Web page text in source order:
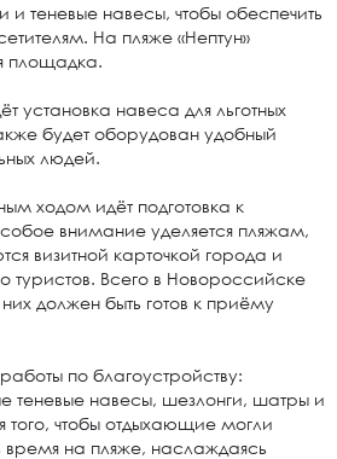
и теневые навесы, чтобы обеспечить
На пляже «Нептун»
площадка.
установка навеса для льготных
будет оборудован удобный
людей.
ходом идёт подготовка к
внимание уделяется пляжам,
визитной карточкой города и
туристов. Всего в Новороссийске
должен быть готов к приёму
по благоустройству:
теневые навесы, шезлонги, шатры и
того, чтобы отдыхающие могли
на пляже, наслаждаясь